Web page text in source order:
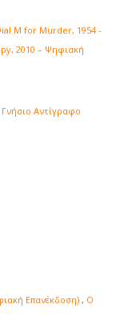
M for Murder, 1954 -
2010 – Ψηφιακή
Γνήσιο Αντίγραφο
Επανέκδοση) , Ο